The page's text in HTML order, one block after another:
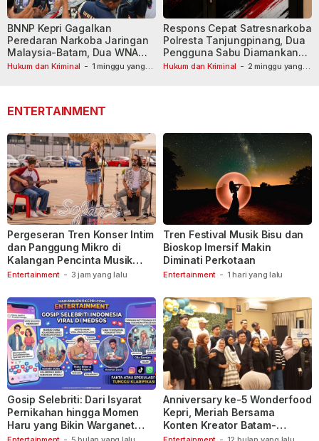
Hukum dan Kriminal - 1 minggu yang
BNNP Kepri Gagalkan
Peredaran Narkoba Jaringan
Malaysia-Batam, Dua WNA
Masih Diburu
Hukum dan Kriminal - 2 minggu yang
Respons Cepat Satresnarkoba
Polresta Tanjungpinang, Dua
Pengguna Sabu Diamankan
Usai Dilaporkan ke Call Center
ENTERTAINMENT
Entertainment - 3 jam yang lalu
Pergeseran Tren Konser Intim
dan Panggung Mikro di
Kalangan Pencinta Musik
Indonesia
Entertainment - 1 hari yang lalu
Tren Festival Musik Bisu dan
Bioskop Imersif Makin
Diminati Perkotaan
Gosip Selebriti: Dari Isyarat
Pernikahan hingga Momen
Haru yang Bikin Warganet
Berspekulasi
Anniversary ke-5 Wonderfood
Kepri, Meriah Bersama
Konten Kreator Batam-
Tanjungpinang